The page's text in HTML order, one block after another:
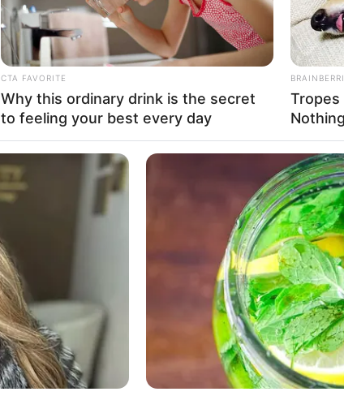
Hasil
90
CTA FAVORITE
Why this ordinary drink is the secret
to feeling your best every day
Tropes